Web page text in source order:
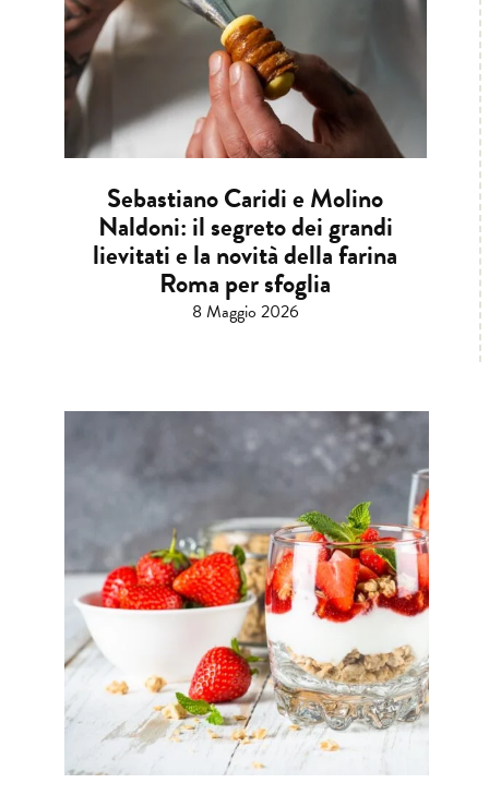
Sebastiano Caridi e Molino
Naldoni: il segreto dei grandi
lievitati e la novità della farina
Roma per sfoglia
8 Maggio 2026